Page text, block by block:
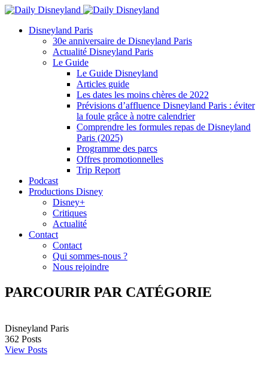
Disneyland Paris
30e anniversaire de Disneyland Paris
Actualité Disneyland Paris
Le Guide
Le Guide Disneyland
Articles guide
Les dates les moins chères de 2022
Prévisions d’affluence Disneyland Paris : éviter
la foule grâce à notre calendrier
Comprendre les formules repas de Disneyland
Paris (2025)
Programme des parcs
Offres promotionnelles
Trip Report
Podcast
Productions Disney
Disney+
Critiques
Actualité
Contact
Contact
Qui sommes-nous ?
Nous rejoindre
PARCOURIR PAR CATÉGORIE
Disneyland Paris
362 Posts
View Posts